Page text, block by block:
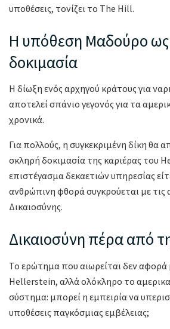
υποθέσεις, τονίζει το The Hill.
Η υπόθεση Μαδούρο ως
δοκιμασία
Η δίωξη ενός αρχηγού κράτους για
αποτελεί σπάνιο γεγονός για τα
χρονικά.
Για πολλούς, η συγκεκριμένη δίκη θα
σκληρή δοκιμασία της καριέρας του
επιστέγασμα δεκαετιών υπηρεσίας
ανθρώπινη φθορά συγκρούεται με τις
Δικαιοσύνης.
Δικαιοσύνη πέρα από
Το ερώτημα που αιωρείται δεν
Hellerstein, αλλά ολόκληρο το
σύστημα: μπορεί η εμπειρία να
υποθέσεις παγκόσμιας εμβέλειας;